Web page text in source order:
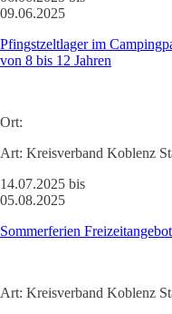
09.06.2025
Pfingstzeltlager im
von 8 bis 12 Jahren
Ort:
Art: Kreisverband Koblenz
14.07.2025 bis
05.08.2025
Sommerferien
Art: Kreisverband Koblenz